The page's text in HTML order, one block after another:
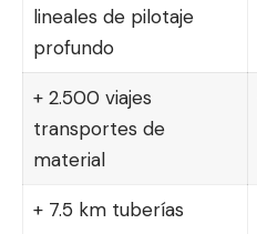
lineales de pilotaje
profundo
+ 2.500 viajes
transportes de
material
+ 7.5 km tuberías